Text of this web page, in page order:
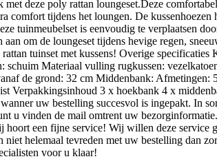
deze poly rattan loungeset.Deze
tijdens het loungen. De
tuinmeubelset is eenvoudig te verplaatsen
om de loungeset tijdens hevige regen,
tuinset met kussens! Overige
schuim Materiaal vulling rugkussen:
de grond: 32 cm Middenbank:
3 x hoekbank 4 x
uw bestelling succesvol is ingepakt. In
u vinden de mail omtrent uw
een fijne service! Wij willen deze service
helemaal tevreden met uw bestelling dan
voor u klaar!